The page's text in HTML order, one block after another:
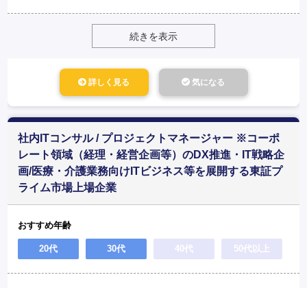
続きを表示
詳しく見る 気になる
社内ITコンサル / プロジェクトマネージャー ※コーポ
レート領域（経理・経営企画等）のDX推進・IT戦略企
画/医療・介護業務向けITビジネス等を展開する東証プ
ライム市場上場企業
おすすめ年齢
20代 30代 40代 50代以上